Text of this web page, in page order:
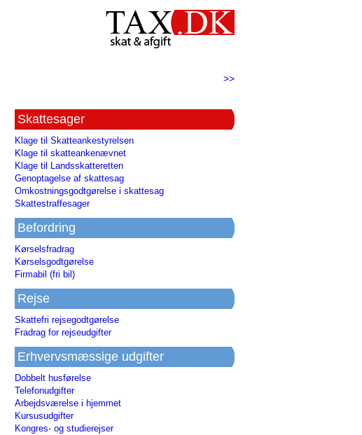
>>
Skattesager
Klage til Skatteankestyrelsen
Klage til skatteankenævnet
Klage til Landsskatteretten
Genoptagelse af skattesag
Omkostningsgodtgørelse i skattesag
Skattestraffesager
Befordring
Kørselsfradrag
Kørselsgodtgørelse
Firmabil (fri bil)
Rejse
Skattefri rejsegodtgørelse
Fradrag for rejseudgifter
Erhvervsmæssige udgifter
Dobbelt husførelse
Telefonudgifter
Arbejdsværelse i hjemmet
Kursusudgifter
Kongres- og studierejser